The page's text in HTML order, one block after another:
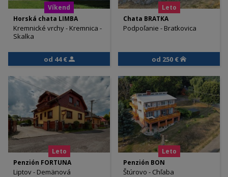
Horská chata LIMBA
Kremnické vrchy - Kremnica -
Skalka
Víkend
od 44 €
Chata BRATKA
Podpoľanie - Bratkovica
Leto
od 250 €
Penzión FORTUNA
Liptov - Demänová
Leto
Penzión BON
Štúrovo - Chľaba
Leto